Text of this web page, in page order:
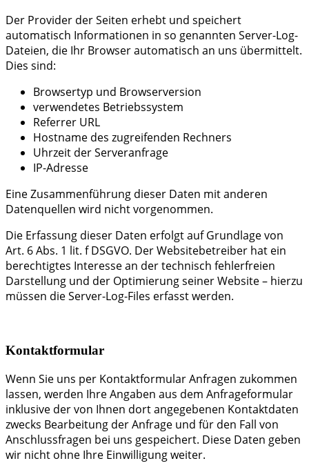
Der Provider der Seiten erhebt und speichert
automatisch Informationen in so genannten Server-Log-
Dateien, die Ihr Browser automatisch an uns übermittelt.
Dies sind:
Browsertyp und Browserversion
verwendetes Betriebssystem
Referrer URL
Hostname des zugreifenden Rechners
Uhrzeit der Serveranfrage
IP-Adresse
Eine Zusammenführung dieser Daten mit anderen
Datenquellen wird nicht vorgenommen.
Die Erfassung dieser Daten erfolgt auf Grundlage von
Art. 6 Abs. 1 lit. f DSGVO. Der Websitebetreiber hat ein
berechtigtes Interesse an der technisch fehlerfreien
Darstellung und der Optimierung seiner Website – hierzu
müssen die Server-Log-Files erfasst werden.
Kontaktformular
Wenn Sie uns per Kontaktformular Anfragen zukommen
lassen, werden Ihre Angaben aus dem Anfrageformular
inklusive der von Ihnen dort angegebenen Kontaktdaten
zwecks Bearbeitung der Anfrage und für den Fall von
Anschlussfragen bei uns gespeichert. Diese Daten geben
wir nicht ohne Ihre Einwilligung weiter.